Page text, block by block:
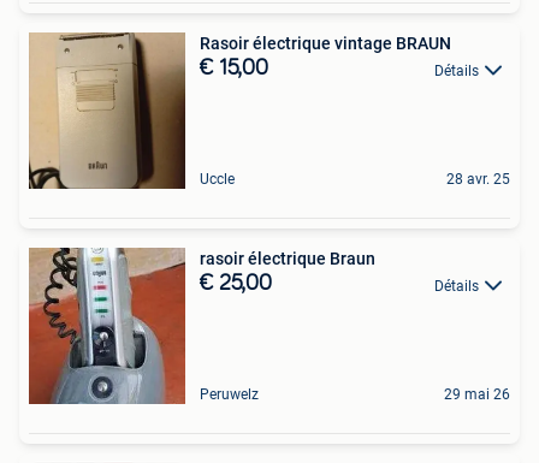
Rasoir électrique vintage BRAUN
€ 15,00 Détails
Uccle 28 avr. 25
rasoir électrique Braun
€ 25,00 Détails
Peruwelz 29 mai 26